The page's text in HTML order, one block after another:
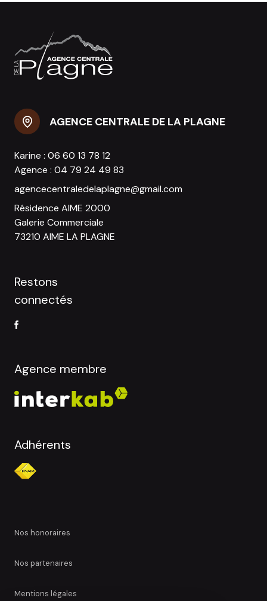
AGENCE CENTRALE DE LA PLAGNE
Karine : 06 60 13 78 12
Agence : 04 79 24 49 83
agencecentraledelaplagne@gmail.com
Résidence AIME 2000
Galerie Commerciale
73210 AIME LA PLAGNE
Restons
connectés
Agence membre
Adhérents
nos honoraires
nos partenaires
mentions légales